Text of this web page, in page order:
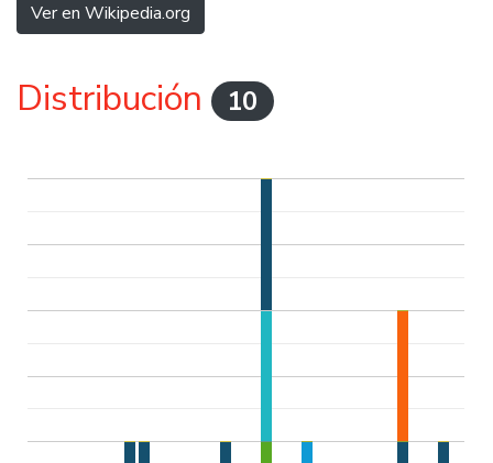
Ver en Wikipedia.org
Distribución 10